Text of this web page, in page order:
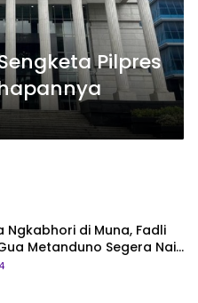
Pilpres
Ngkabhori di Muna, Fadli
Metanduno Segera Naik
Budaya Nasional